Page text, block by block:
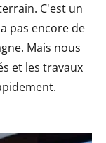
C'est un
pas encore de
Mais nous
et les travaux